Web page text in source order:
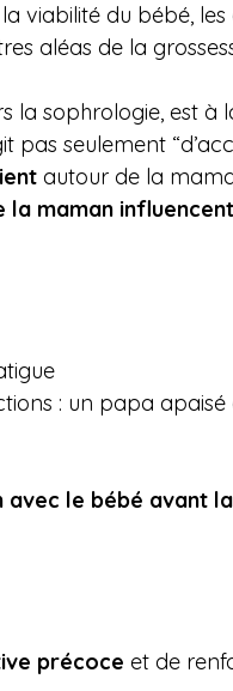
viabilité du bébé,
aléas de la
la sophrologie, est à
pas seulement
autour de la
la maman
: un papa
le bébé avant
précoce et de